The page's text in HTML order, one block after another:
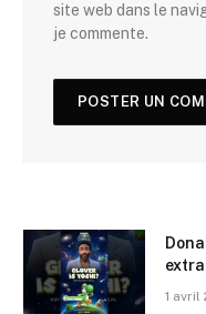
site web dans le
je commente.
1 avril